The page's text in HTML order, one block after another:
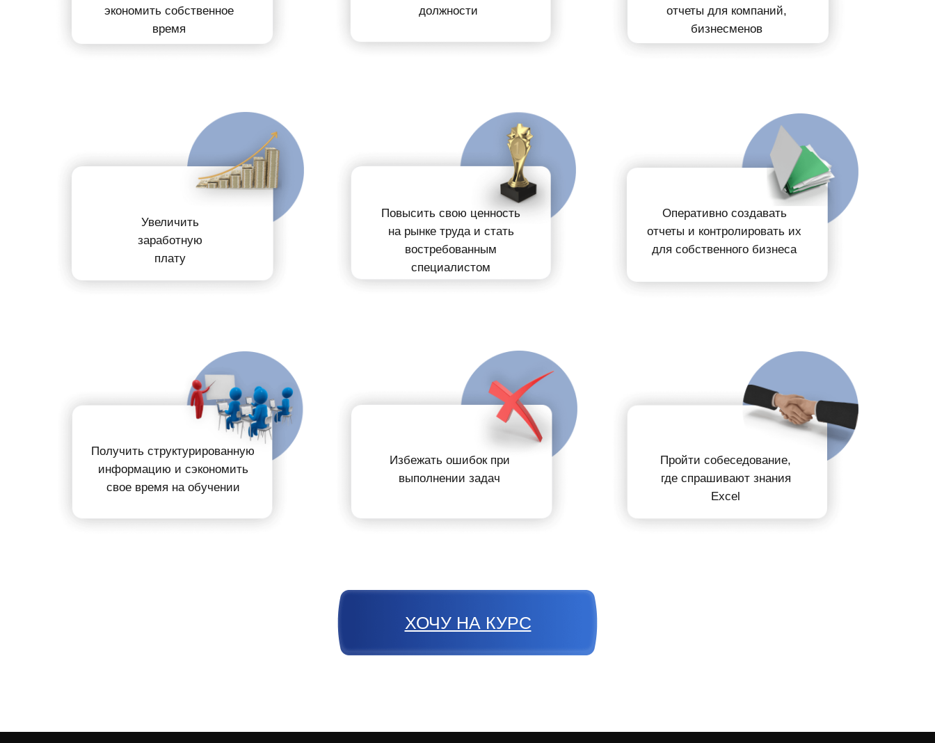
экономить собственное
время
должности
отчеты для компаний,
бизнесменов
Увеличить
заработную
плату
Повысить свою ценность
на рынке трудаи стать
востребованным
специалистом
Оперативно создавать
отчеты и контролировать их
для собственного бизнеса
Получить структурированную
информацию и сэкономить
свое время на обучении
Избежать ошибокпри
выполнении задач
Пройти собеседование,
где спрашивают знания
Excel
ХОЧУ НА КУРС